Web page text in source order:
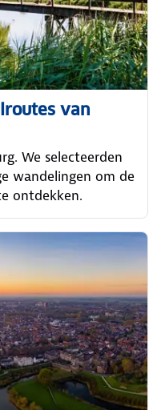
van
We selecteerden
wandelingen om de
ontdekken.